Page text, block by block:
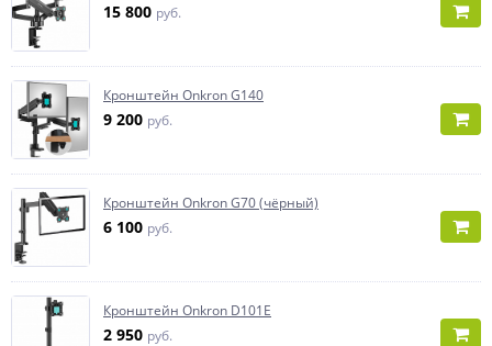
15 800 руб.
Кронштейн Onkron G140
9 200 руб.
Кронштейн Onkron G70 (чёрный)
6 100 руб.
Кронштейн Onkron D101E
2 950 руб.